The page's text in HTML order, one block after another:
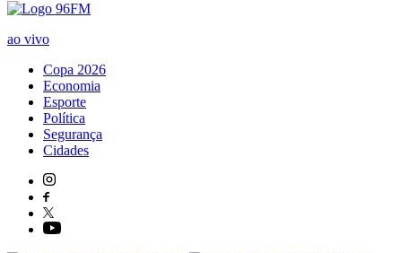
ao vivo
Copa 2026
Economia
Esporte
Política
Segurança
Cidades